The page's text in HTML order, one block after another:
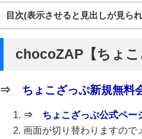
目次(表示させると見出しが見ら
chocoZAP【ちょこ
⇒ ちょこざっぷ新規無料
⇒ ちょこざっぷ公式ペー
画面が切り替わりますので